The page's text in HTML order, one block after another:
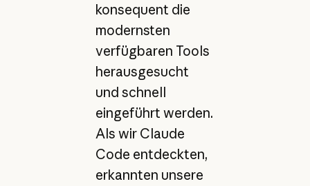
konsequent die
modernsten
verfügbaren Tools
herausgesucht
und schnell
eingeführt werden.
Als wir Claude
Code entdeckten,
erkannten unsere